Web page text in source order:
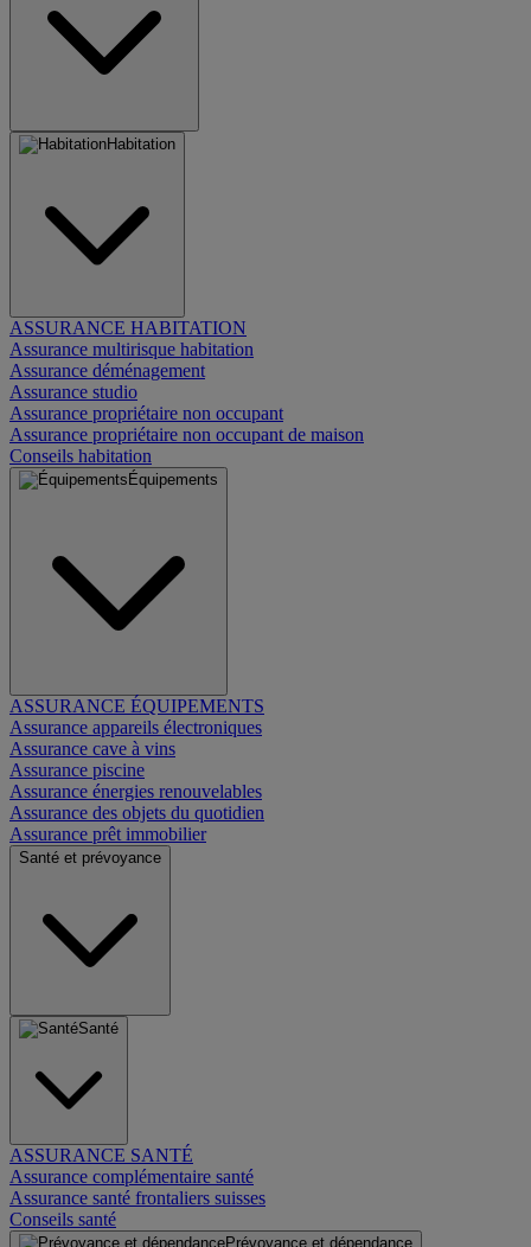
Habitation
ASSURANCE HABITATION
Assurance multirisque habitation
Assurance déménagement
Assurance studio
Assurance propriétaire non occupant
Assurance propriétaire non occupant de maison
Conseils habitation
Équipements
ASSURANCE ÉQUIPEMENTS
Assurance appareils électroniques
Assurance cave à vins
Assurance piscine
Assurance énergies renouvelables
Assurance des objets du quotidien
Assurance prêt immobilier
Santé et prévoyance
Santé
ASSURANCE SANTÉ
Assurance complémentaire santé
Assurance santé frontaliers suisses
Conseils santé
Prévoyance et dépendance